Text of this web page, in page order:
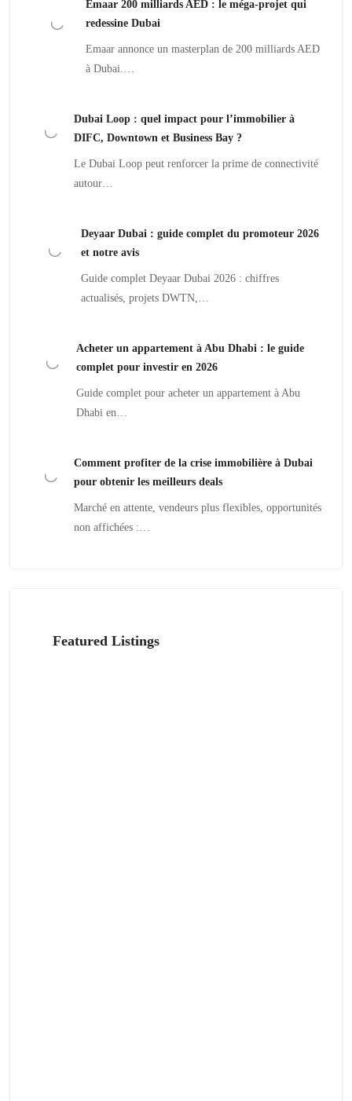
Emaar 200 milliards AED : le méga-projet qui
redessine Dubai
Emaar annonce un masterplan de 200 milliards AED
à Dubai.…
Dubai Loop : quel impact pour l’immobilier à
DIFC, Downtown et Business Bay ?
Le Dubai Loop peut renforcer la prime de connectivité
autour…
Deyaar Dubai : guide complet du promoteur 2026
et notre avis
Guide complet Deyaar Dubai 2026 : chiffres
actualisés, projets DWTN,…
Acheter un appartement à Abu Dhabi : le guide
complet pour investir en 2026
Guide complet pour acheter un appartement à Abu
Dhabi en…
Comment profiter de la crise immobilière à Dubai
pour obtenir les meilleurs deals
Marché en attente, vendeurs plus flexibles, opportunités
non affichées :…
Featured Listings